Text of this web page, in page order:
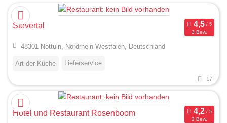
Stevertal
3 Bew.
48301 Nottuln, Nordrhein-Westfalen, Deutschland
Art der Küche Lieferservice
17
Hotel und Restaurant Rosenboom
2 Bew.